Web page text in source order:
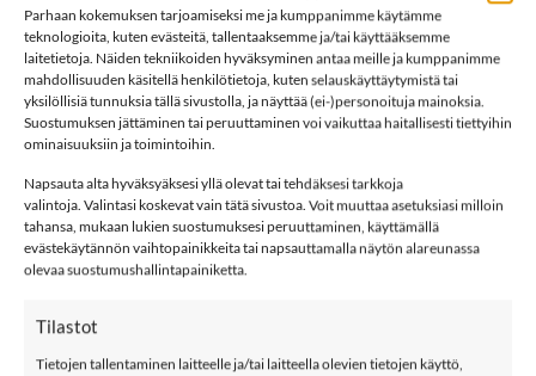
Parhaan kokemuksen tarjoamiseksi me ja kumppanimme käytämme
teknologioita, kuten evästeitä, tallentaaksemme ja/tai käyttääksemme
laitetietoja. Näiden tekniikoiden hyväksyminen antaa meille ja kumppanimme
mahdollisuuden käsitellä henkilötietoja, kuten selauskäyttäytymistä tai
yksilöllisiä tunnuksia tällä sivustolla, ja näyttää (ei-)personoituja mainoksia.
Suostumuksen jättäminen tai peruuttaminen voi vaikuttaa haitallisesti tiettyihin
ominaisuuksiin ja toimintoihin.
Napsauta alta hyväksyäksesi yllä olevat tai tehdäksesi tarkkoja
valintoja. Valintasi koskevat vain tätä sivustoa. Voit muuttaa asetuksiasi milloin
tahansa, mukaan lukien suostumuksesi peruuttaminen, käyttämällä
evästekäytännön vaihtopainikkeita tai napsauttamalla näytön alareunassa
olevaa suostumushallintapainiketta.
Tilastot
Tietojen tallentaminen laitteelle ja/tai laitteella olevien tietojen käyttö,
Etusivu / Merkit / name it
NAME IT NKMRYAN 5950 farkut, Light
Blue Denim
26,99€